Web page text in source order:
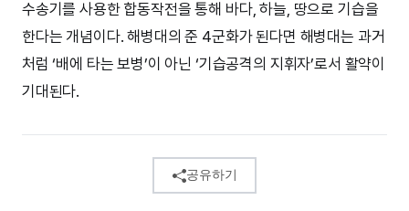
수송기를 사용한 합동작전을 통해 바다, 하늘, 땅으로 기습을
한다는 개념이다. 해병대의 준 4군화가 된다면 해병대는 과거
처럼 ‘배에 타는 보병’이 아닌 ‘기습공격의 지휘자’로서 활약이
기대된다.
공유하기